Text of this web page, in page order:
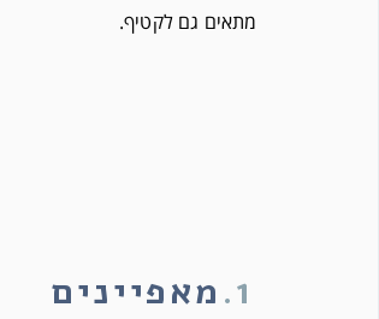
מתאים גם לקטיף.
1. מאפיינים